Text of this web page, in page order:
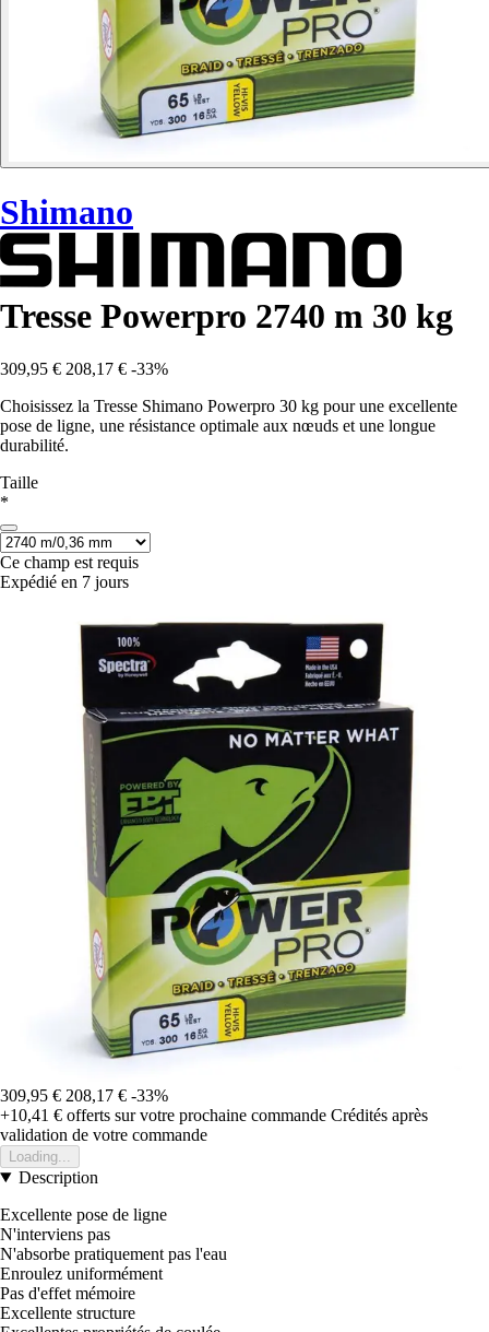
Shimano
Tresse Powerpro 2740 m 30 kg
309,95 € 208,17 € -33%
Choisissez la Tresse Shimano Powerpro 30 kg pour une excellente
pose de ligne, une résistance optimale aux nœuds et une longue
durabilité.
Taille
*
Ce champ est requis
Expédié en 7 jours
309,95 € 208,17 € -33%
+10,41 € offerts sur votre prochaine commande Crédités après
validation de votre commande
Loading...
Description
Excellente pose de ligne
N'interviens pas
N'absorbe pratiquement pas l'eau
Enroulez uniformément
Pas d'effet mémoire
Excellente structure